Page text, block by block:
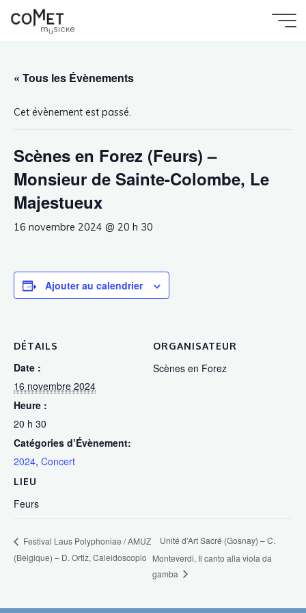
Scènes en Forez (Feurs) – Monsieur de Sainte-
« Tous les Évènements
Cet évènement est passé.
Scènes en Forez (Feurs) –
Monsieur de Sainte-Colombe, Le
Majestueux
16 novembre 2024 @ 20 h 30
Ajouter au calendrier
DÉTAILS
Date :
16 novembre 2024
Heure :
20 h 30
Catégories d’Évènement:
2024, Concert
LIEU
Feurs
ORGANISATEUR
Scènes en Forez
Festival Laus Polyphoniae / AMUZ
(Belgique) – D. Ortiz, Caleidoscopio
Unité d’Art Sacré (Gosnay) – C.
Monteverdi, Il canto alla viola da
gamba